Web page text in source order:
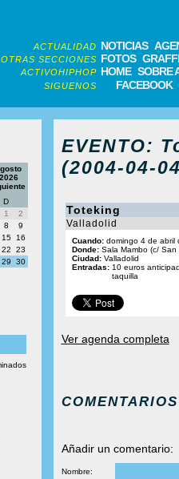
ACTUALIDAD NOTICIAS
OTRAS SECCIONES FOTOS
ACTIVOHIPHOP HOME SOBRE
SIGUENOS FACEBOOK
2026
D
1
2
8
9
15
16
22
23
29
30
EVENTO:
(2004-04-
Toteking
Valladolid
Cuando:domingo 4 de abril
Donde:Sala Mambo (c/ San
Ciudad:Valladolid
Entradas: 10 euros
taquilla
Ver agenda completa
COMENTARIOS
Añadir un comentario:
Nombre: